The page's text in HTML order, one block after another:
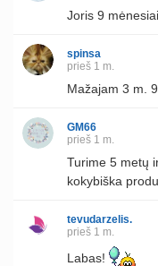
Joris 9 mėnesiai
spinsa
prieš 1 m.
Mažajam 3 m. 9
GM66
prieš 1 m.
Turime 5 metų
kokybiška
tevudarzelis.
prieš 1 m.
Labas!